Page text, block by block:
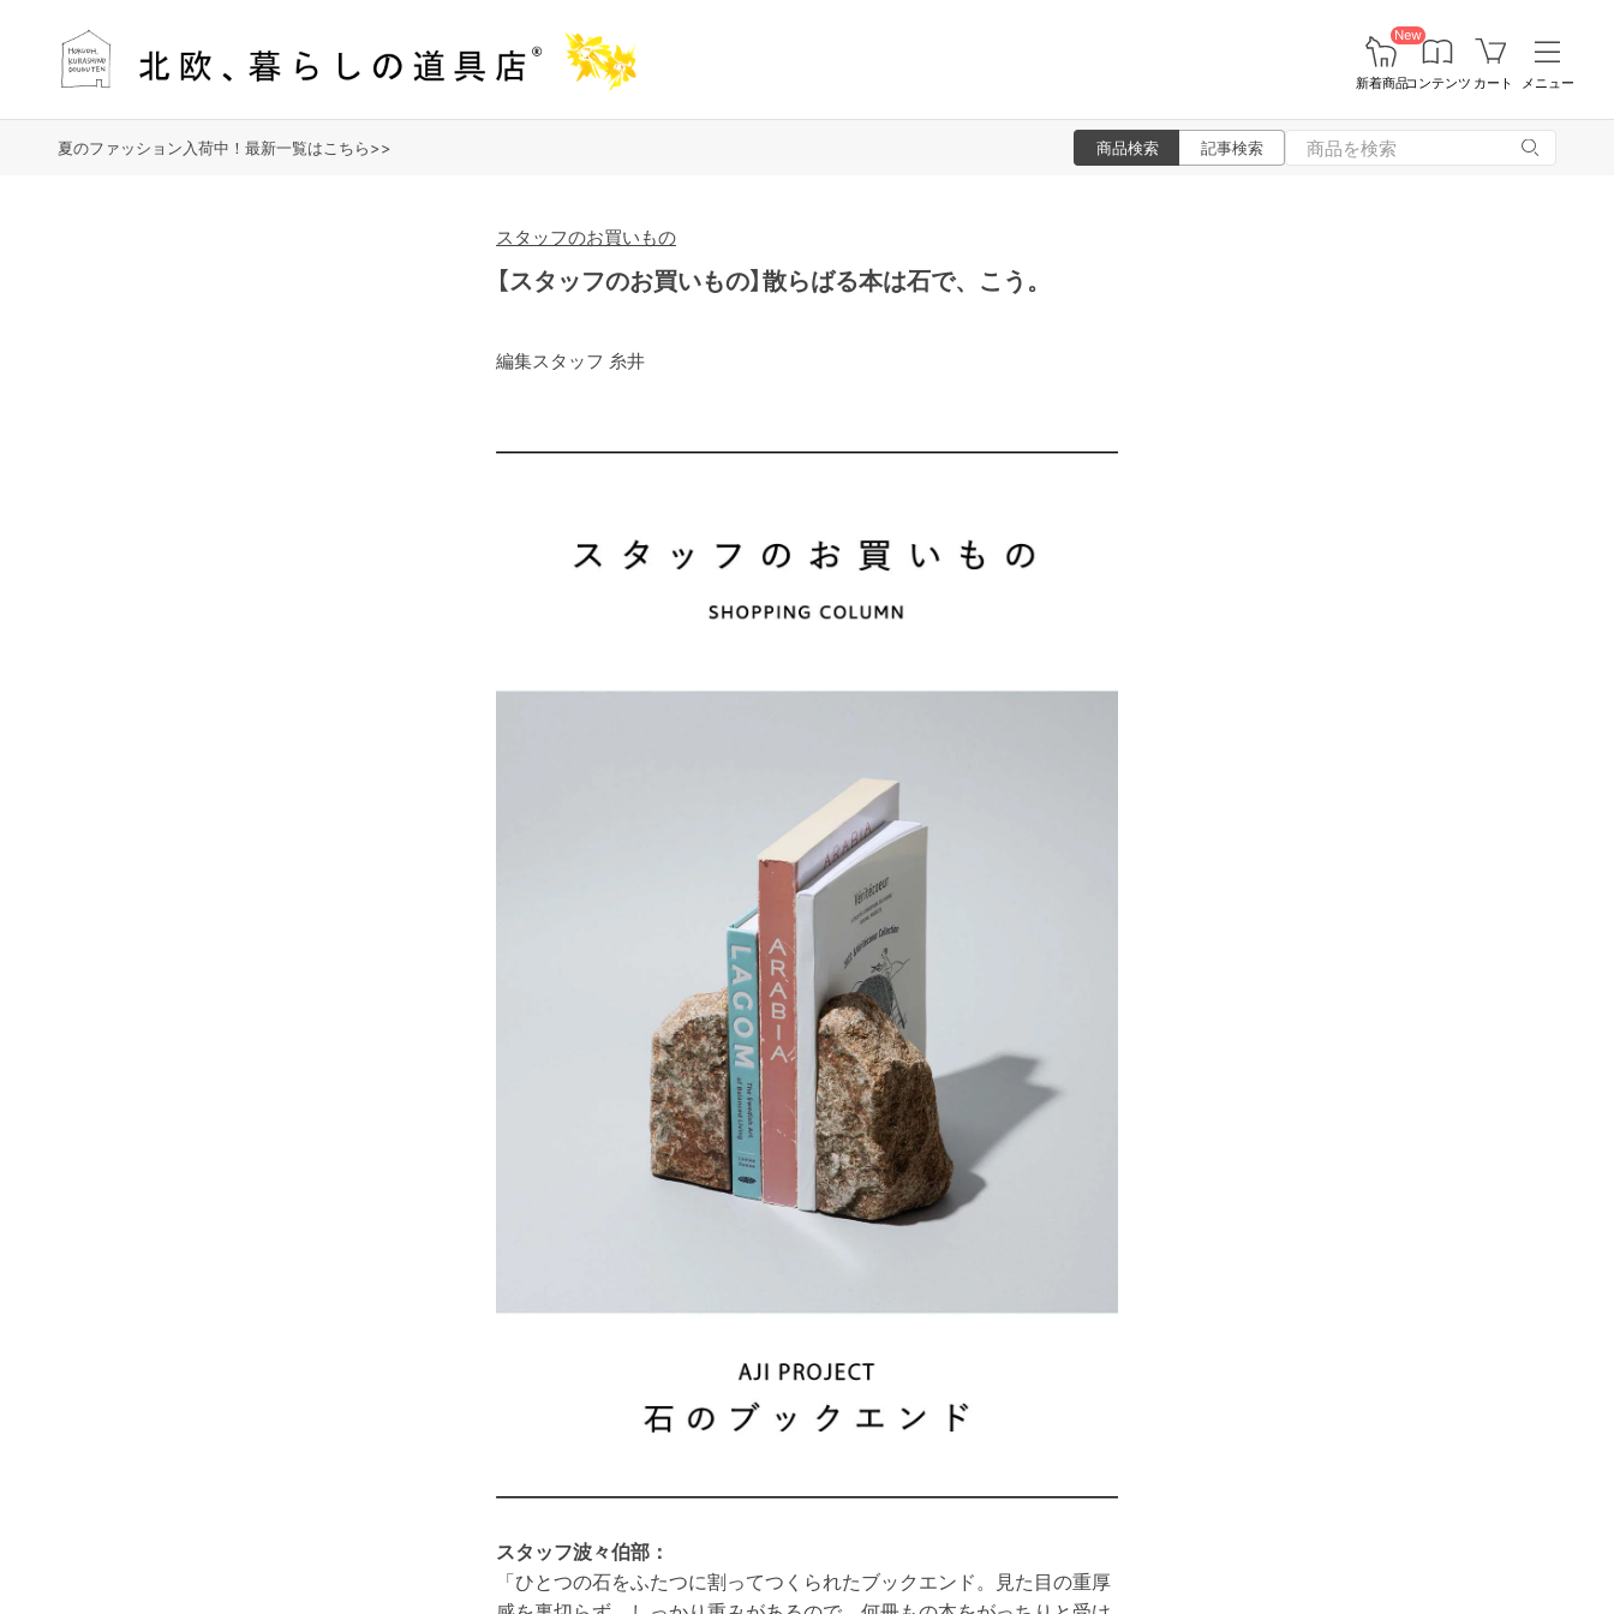
New
新着商品コンテンツ カート メニュー
夏のファッション入荷中！最新一覧はこちら>> 商品検索 記事検索
スタッフのお買いもの
【スタッフのお買いもの】散らばる本は石で、こう。
編集スタッフ 糸井
スタッフ波々伯部：
「ひとつの石をふたつに割ってつくられたブックエンド。
見た目の重厚